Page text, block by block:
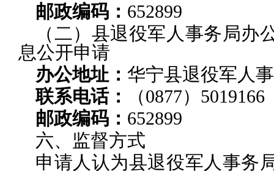
邮政编码： 652899
（二）县退役军人事务局办
息公开申请
办公地址： 华宁县退役军人
联系电话：
（0877）5019166
邮政编码： 652899
六、监督方式
申请人认为县退役军人事务